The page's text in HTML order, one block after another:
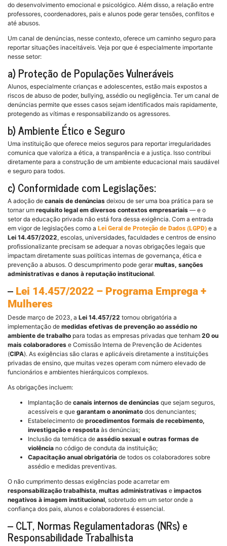
do desenvolvimento emocional e psicológico. Além disso, a relação entre
professores, coordenadores, pais e alunos pode gerar tensões, conflitos e
até abusos.
Um canal de denúncias, nesse contexto, oferece um caminho seguro para
reportar situações inaceitáveis. Veja por que é especialmente importante
nesse setor:
a) Proteção de Populações Vulneráveis
Alunos, especialmente crianças e adolescentes, estão mais expostos a
riscos de abuso de poder, bullying, assédio ou negligência. Ter um canal de
denúncias permite que esses casos sejam identificados mais rapidamente,
protegendo as vítimas e responsabilizando os agressores.
b) Ambiente Ético e Seguro
Uma instituição que oferece meios seguros para reportar irregularidades
comunica que valoriza a ética, a transparência e a justiça. Isso contribui
diretamente para a construção de um ambiente educacional mais saudável
e seguro para todos.
c) Conformidade com Legislações:
A adoção de canais de denúncias deixou de ser uma boa prática para se
tornar um requisito legal em diversos contextos empresariais — e o
setor da educação privada não está fora dessa exigência. Com a entrada
em vigor de legislações como a Lei Geral de Proteção de Dados (LGPD) e a
Lei 14.457/2022, escolas, universidades, faculdades e centros de ensino
profissionalizante precisam se adequar a novas obrigações legais que
impactam diretamente suas políticas internas de governança, ética e
prevenção a abusos. O descumprimento pode gerarmultas, sanções
administrativas e danos à reputação institucional.
– Lei 14.457/2022 – Programa Emprega +
Mulheres
Desde março de 2023, a Lei 14.457/22 tornou obrigatória a
implementação de medidas efetivas de prevenção ao assédio no
ambiente de trabalho para todas as empresas privadas que tenham 20 ou
mais colaboradores e Comissão Interna de Prevenção de Acidentes
(CIPA). As exigências são claras e aplicáveis diretamente a instituições
privadas de ensino, que muitas vezes operam com número elevado de
funcionários e ambientes hierárquicos complexos.
As obrigações incluem:
Implantação de canais internos de denúncias que sejam seguros,
acessíveis e que garantam o anonimato dos denunciantes;
Estabelecimento de procedimentos formais de recebimento,
investigação e resposta às denúncias;
Inclusão da temática de assédio sexual e outras formas de
violência no código de conduta da instituição;
Capacitação anual obrigatória de todos os colaboradores sobre
assédio e medidas preventivas.
O não cumprimento dessas exigências pode acarretar em
responsabilização trabalhista, multas administrativas e impactos
negativos à imagem institucional, sobretudo em um setor onde a
confiança dos pais, alunos e colaboradores é essencial.
– CLT, Normas Regulamentadoras (NRs) e
Responsabilidade Trabalhista